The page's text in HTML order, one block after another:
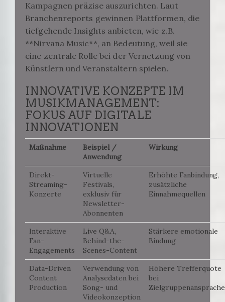
Kampagnen präzise auszurichten. Laut
Branchenreports gewinnen Plattformen, die
tiefgehende Insights anbieten, wie z.B.
**Nirvana Music**, an Bedeutung, weil sie
eine zentrale Rolle bei der Vernetzung von
Künstlern und Veranstaltern spielen.
INNOVATIVE KONZEPTE IM
MUSIKMANAGEMENT:
FOKUS AUF DIGITALE
INNOVATIONEN
Maßnahme
Beispiel /
Anwendung
Wirkung
Direkt-
Streaming-
Konzerte
Virtuelle
Festivals,
exklusiv für
Newsletter-
Abonnenten
Erhöhte Fanbindung,
zusätzliche
Einnahmequellen
Interaktive
Fan-
Engagements
Live Q&A,
Behind-the-
Scenes-Content
Stärkere emotionale
Bindung
Data-Driven
Content
Production
Verwendung von
Analysedaten bei
Song- und
Videokonzeption
Höhere Trefferquote
bei
Zielgruppenansprache